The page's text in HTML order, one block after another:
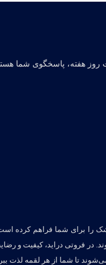
روز هفته، پاسخگوی شما
را برای شما فراهم کرده
در فروتی دراید، کیفیت و
تا شما از هر لقمه لذت